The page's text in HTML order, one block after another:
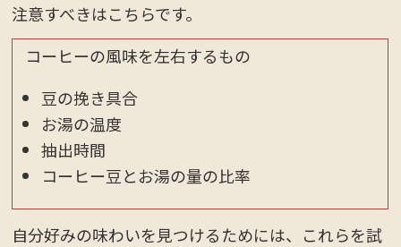
注意すべきはこちらです。
コーヒーの風味を左右するもの
豆の挽き具合
お湯の温度
抽出時間
コーヒー豆とお湯の量の比率
自分好みの味わいを見つけるためには、これらを試